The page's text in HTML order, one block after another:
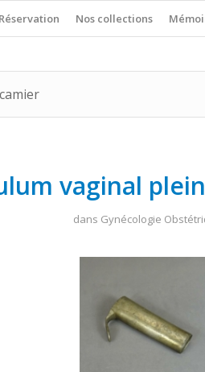
Réservation Nos collections
vaginal
dans Gynécologie